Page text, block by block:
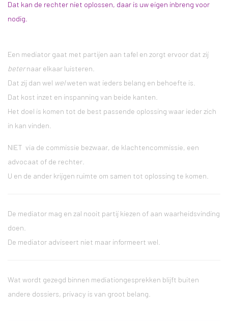
Dat kan de rechter niet oplossen, daar is uw eigen inbreng voor
nodig.
Een mediator gaat met partijen aan tafel en zorgt ervoor dat zij
beternaar elkaar luisteren.
Dat zij dan wel welweten wat ieders belang en behoefte is.
Dat kost inzet en inspanning van beide kanten.
Het doel is komen tot de best passende oplossing waar ieder zich
in kan vinden.
NIET via de commissie bezwaar, de klachtencommissie, een
advocaat of de rechter.
U en de ander krijgen ruimte om samen tot oplossing te komen.
De mediator mag en zal nooit partij kiezen of aan waarheidsvinding
doen.
De mediator adviseert niet maar informeert wel.
Wat wordt gezegd binnen mediationgesprekken blijft buiten
andere dossiers, privacy is van groot belang.